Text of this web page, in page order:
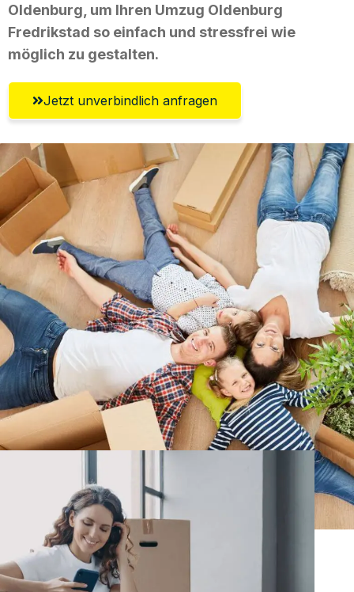
Oldenburg, um Ihren Umzug Oldenburg
Fredrikstad so einfach und stressfrei wie
möglich zu gestalten.
Jetzt unverbindlich anfragen